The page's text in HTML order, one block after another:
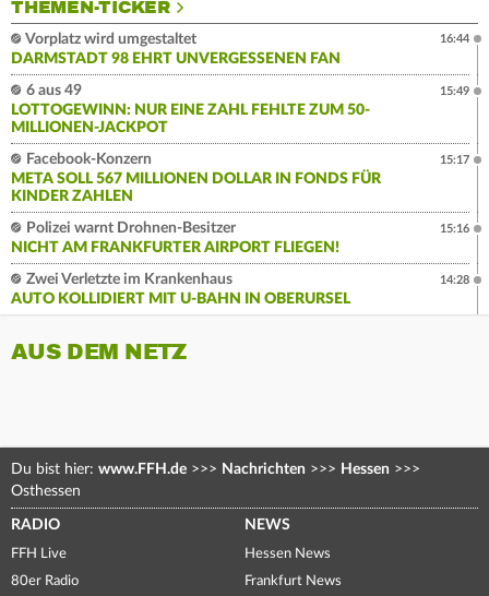
THEMEN-TICKER
Vorplatz wird umgestaltet
DARMSTADT 98 EHRT UNVERGESSENEN FAN
16:44
6 aus 49
LOTTOGEWINN: NUR EINE ZAHL FEHLTE ZUM 50-
MILLIONEN-JACKPOT
15:49
Facebook-Konzern
META SOLL 567 MILLIONEN DOLLAR IN FONDS FÜR
KINDER ZAHLEN
15:17
Polizei warnt Drohnen-Besitzer
NICHT AM FRANKFURTER AIRPORT FLIEGEN!
15:16
Zwei Verletzte im Krankenhaus
AUTO KOLLIDIERT MIT U-BAHN IN OBERURSEL
14:28
AUS DEM NETZ
Du bist hier: www.FFH.de >>> Nachrichten >>> Hessen >>>
Osthessen
RADIO
FFH Live
80er Radio
NEWS
Hessen News
Frankfurt News